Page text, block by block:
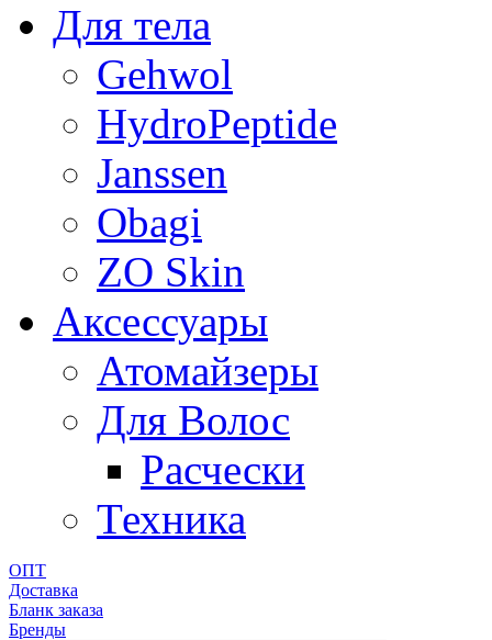
Для тела
Gehwol
HydroPeptide
Janssen
Obagi
ZO Skin
Aксессуары
Атомайзеры
Для Волос
Расчески
Техника
ОПТ
Доставка
Бланк заказа
Бренды